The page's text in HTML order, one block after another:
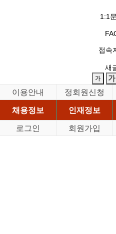
1:1
접속
새
이용안내 정회원신청
채용정보
인재정보
로그인
회원가입